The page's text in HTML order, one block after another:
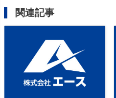
関連記事